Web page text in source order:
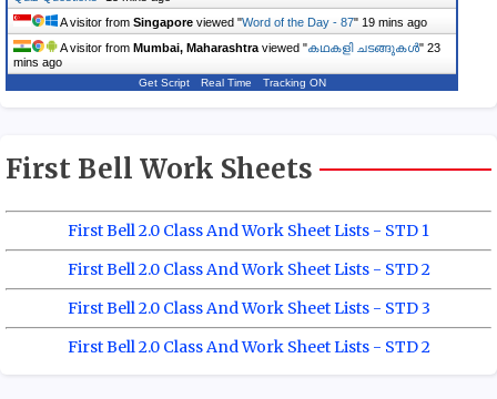
A visitor from Singapore viewed "Word of the Day - 87" 19 mins ago
A visitor from Mumbai, Maharashtra viewed "കഥകളി ചടങ്ങുകൾ" 23
mins ago
Get Script Real Time Tracking ON
First Bell Work Sheets
First Bell 2.0 Class And Work Sheet Lists - STD 1
First Bell 2.0 Class And Work Sheet Lists - STD 2
First Bell 2.0 Class And Work Sheet Lists - STD 3
First Bell 2.0 Class And Work Sheet Lists - STD 2